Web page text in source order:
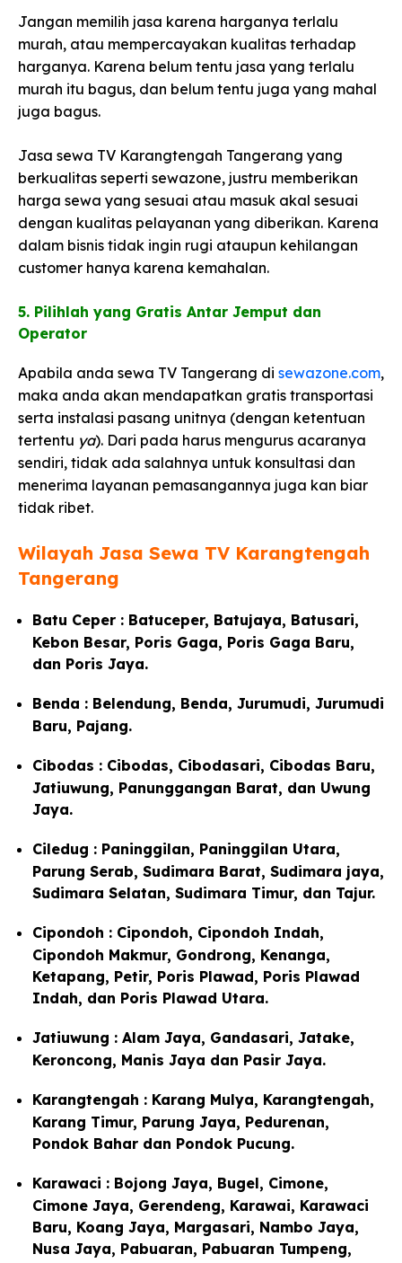
Jangan memilih jasa karena harganya terlalu
murah, atau mempercayakan kualitas terhadap
harganya. Karena belum tentu jasa yang terlalu
murah itu bagus, dan belum tentu juga yang mahal
juga bagus.
Jasa sewa TV Karangtengah Tangerang yang
berkualitas seperti sewazone, justru memberikan
harga sewa yang sesuai atau masuk akal sesuai
dengan kualitas pelayanan yang diberikan. Karena
dalam bisnis tidak ingin rugi ataupun kehilangan
customer hanya karena kemahalan.
5. Pilihlah yang Gratis Antar Jemput dan
Operator​
Apabila anda sewa TV Tangerang di sewazone.com,
maka anda akan mendapatkan gratis transportasi
serta instalasi pasang unitnya (dengan ketentuan
tertentu ya). Dari pada harus mengurus acaranya
sendiri, tidak ada salahnya untuk konsultasi dan
menerima layanan pemasangannya juga kan biar
tidak ribet.
Wilayah Jasa Sewa TV Karangtengah
Tangerang
Batu Ceper : Batuceper, Batujaya, Batusari,
Kebon Besar, Poris Gaga, Poris Gaga Baru,
dan Poris Jaya.
Benda : Belendung, Benda, Jurumudi, Jurumudi
Baru, Pajang.
Cibodas : Cibodas, Cibodasari, Cibodas Baru,
Jatiuwung, Panunggangan Barat, dan Uwung
Jaya.
Ciledug : Paninggilan, Paninggilan Utara,
Parung Serab, Sudimara Barat, Sudimara jaya,
Sudimara Selatan, Sudimara Timur, dan Tajur.
Cipondoh : Cipondoh, Cipondoh Indah,
Cipondoh Makmur, Gondrong, Kenanga,
Ketapang, Petir, Poris Plawad, Poris Plawad
Indah, dan Poris Plawad Utara.
Jatiuwung : Alam Jaya, Gandasari, Jatake,
Keroncong, Manis Jaya dan Pasir Jaya.
Karangtengah : Karang Mulya, Karangtengah,
Karang Timur, Parung Jaya, Pedurenan,
Pondok Bahar dan Pondok Pucung.
Karawaci : Bojong Jaya, Bugel, Cimone,
Cimone Jaya, Gerendeng, Karawai, Karawaci
Baru, Koang Jaya, Margasari, Nambo Jaya,
Nusa Jaya, Pabuaran, Pabuaran Tumpeng,